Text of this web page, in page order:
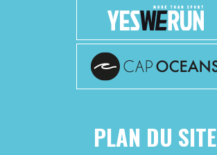
PLAN DU SITE